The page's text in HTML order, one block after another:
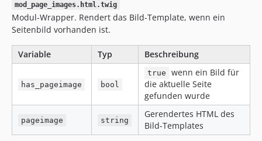
mod_page_images.html.twig
Modul-Wrapper. Rendert das Bild-Template, wenn ein
Seitenbild vorhanden ist.
Variable Typ Beschreibung
has_pageimage bool
true
wenn ein Bild für
die aktuelle Seite
gefunden wurde
pageimage string
Gerendertes HTML des
Bild-Templates